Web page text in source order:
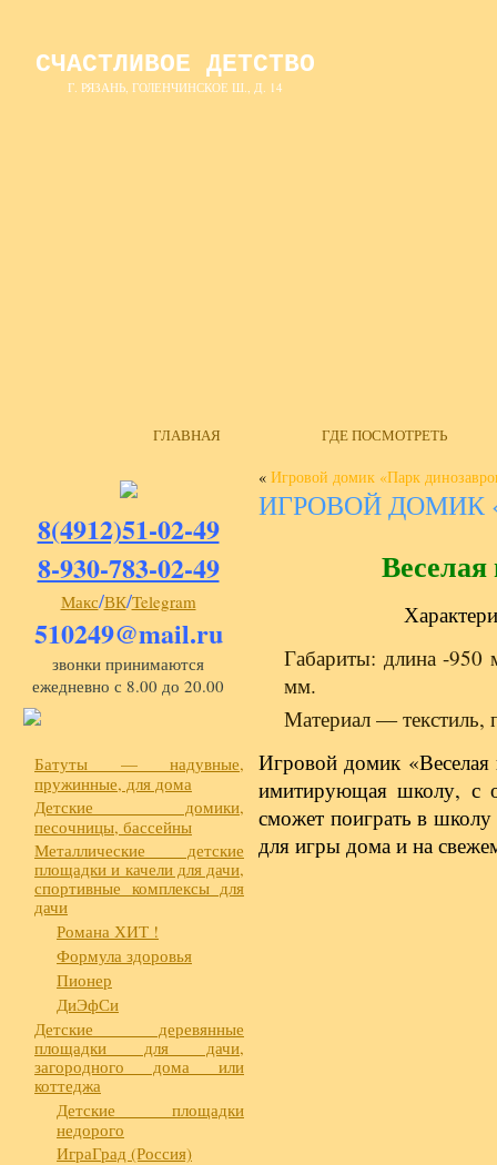
СЧАСТЛИВОЕ ДЕТСТВО
Г. РЯЗАНЬ, ГОЛЕНЧИНСКОЕ Ш., Д. 14
ГЛАВНАЯ ГДЕ ПОСМОТРЕТЬ
8(4912)51-02-49
8-930-783-02-49
Макс/ВК/Telegram
510249@mail.ru
звонки принимаются
ежедневно с 8.00 до 20.00
Батуты — надувные,
пружинные, для дома
Детские домики,
песочницы, бассейны
Металлические детские
площадки и качели для дачи,
спортивные комплексы для
дачи
Романа ХИТ !
Формула здоровья
Пионер
ДиЭфСи
Детские деревянные
площадки для дачи,
загородного дома или
коттеджа
Детские площадки
недорого
ИграГрад (Россия)
« Игровой домик «Парк
ИГРОВОЙ ДОМИК
Габариты: длина -
мм.
Материал — текстиль,
Игровой домик
имитирующая школу, с
сможет поиграть в школу
для игры дома и на